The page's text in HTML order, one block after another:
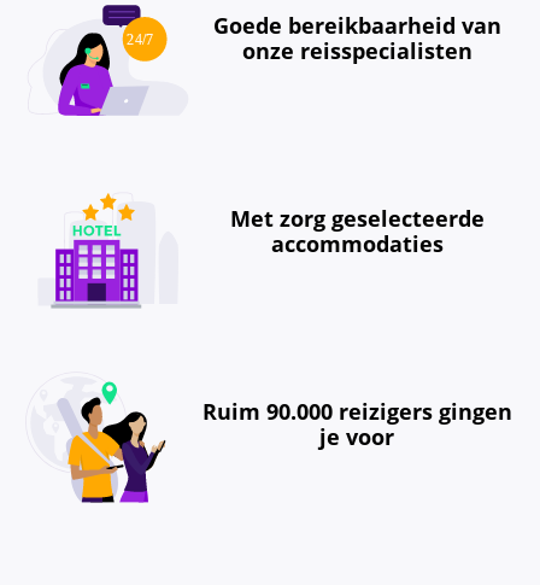
Goede bereikbaarheid van
onze reisspecialisten
Met zorg geselecteerde
accommodaties
Ruim 90.000 reizigers gingen
je voor